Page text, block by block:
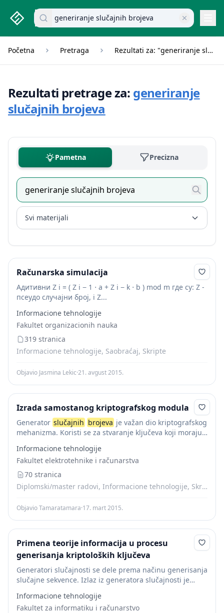
studenti.rs home page
Pretraži dokumente
Početna Pretraga Rezultati za: "generiranje slučajnih brojeva"
Rezultati pretrage za: generiranje
slučajnih brojeva
Pametna Precizna
Svi materijali
Računarska simulacija
Адитивни Z i = ( Z i − 1 ⋅ a + Z i − k ⋅ b ) mod m где су: Z -
псеудо случајни број, i Z...
Informacione tehnologije
Fakultet organizacionih nauka
319 stranica
Informacione tehnologije, Saobraćaj, Skripte
Objavio Jasmina Lekic·21. avgust 2015.
Izrada samostanog kriptografskog modula
Generator slučajnih brojeva je važan dio kriptografskog
mehanizma. Koristi se za stvaranje ključeva koji moraju
sustava. Kako su računala deterministička [[[8]]]
(http://os2.zemris.fer.hr/algoritmi/2000sakic/index.html#ftn8)
~~,~~ pravi slučajni...
Informacione tehnologije
Fakultet elektrotehnike i računarstva
70 stranica
Diplomski/master radovi, Informacione tehnologije, Skripte
Objavio Tamaratamara·17. mart 2015.
Primena teorije informacija u procesu
generisanja kriptoloških ključeva
Generatori slučajnosti se dele prema načinu generisanja
slučajne sekvence. Izlaz iz generatora slučajnosti je
izlaz nije u binarnom obliku ali posle je...
Informacione tehnologije
Fakultet za informatiku i računarstvo